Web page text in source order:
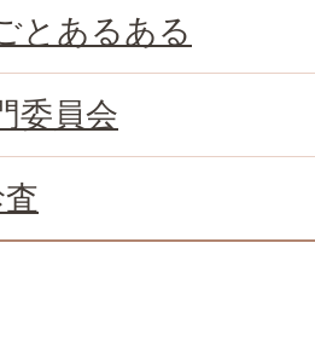
とあるある
委員会